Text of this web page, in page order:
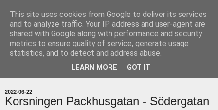
uddevallabloggen.se
med stort och smått från Uddevallas horisont
2022-06-22
Korsningen Packhusgatan - Södergatan
This site uses cookies from Google to deliver its services
and to analyze traffic. Your IP address and user-agent are
shared with Google along with performance and security
metrics to ensure quality of service, generate usage
statistics, and to detect and address abuse.
LEARN MORE GOT IT